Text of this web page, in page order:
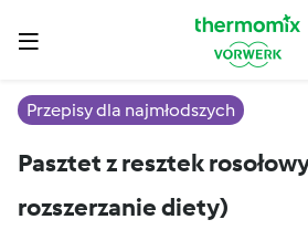
Przepisy dla najmłodszych
Pasztet z resztek
rozszerzanie diety)